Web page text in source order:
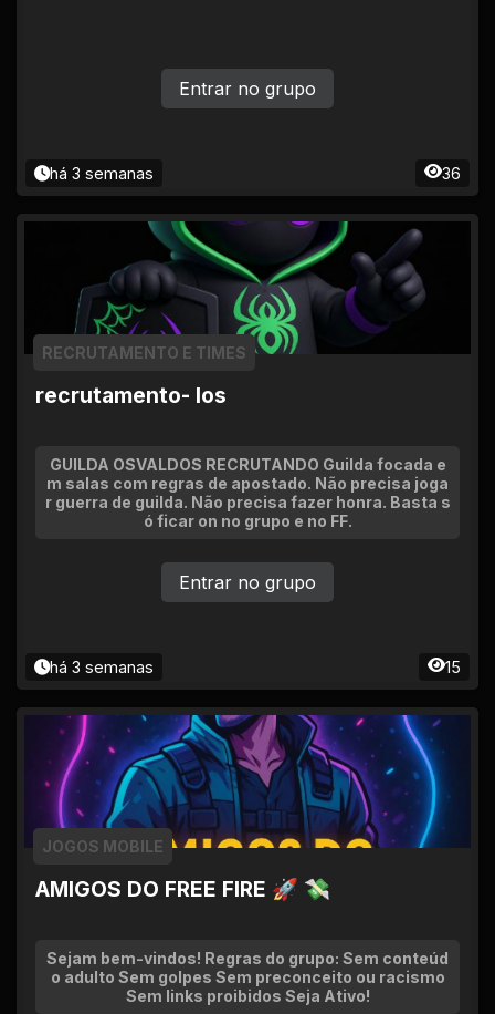
há 3 semanas 36
Entrar no grupo
recrutamento- los
RECRUTAMENTO E TIMES
GUILDA OSVALDOS RECRUTANDO Guilda focada e
m salas com regras de apostado. Não precisa joga
r guerra de guilda. Não precisa fazer honra. Basta s
ó ficar on no grupo e no FF.
há 3 semanas 15
Entrar no grupo
AMIGOS DO FREE FIRE 🚀 💸
JOGOS MOBILE
Sejam bem-vindos! Regras do grupo: Sem conteúd
o adulto Sem golpes Sem preconceito ou racismo
Sem links proibidos Seja Ativo!